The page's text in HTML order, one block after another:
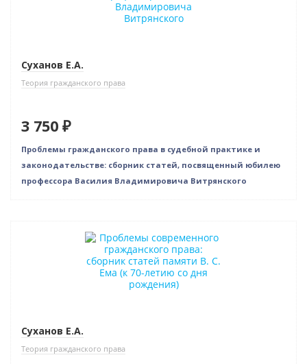
Суханов Е.А.
Теория гражданского права
3 750 ₽
Проблемы гражданского права в судебной практике и
законодательстве: сборник статей, посвященный юбилею
профессора Василия Владимировича Витрянского
Нет в наличии
Суханов Е.А.
Теория гражданского права